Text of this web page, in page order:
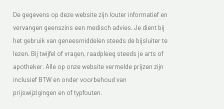
De gegevens op deze website zijn louter informatief en
vervangen geenszins een medisch advies. Je dient bij
het gebruik van geneesmiddelen steeds de bijsluiter te
lezen. Bij twijfel of vragen, raadpleeg steeds je arts of
apotheker. Alle op onze website vermelde prijzen zijn
inclusief BTW en onder voorbehoud van
prijswijzigingen en of typfouten.